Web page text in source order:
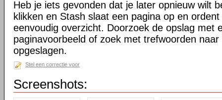
Heb je iets gevonden dat je later opnieuw wilt
klikken en Stash slaat een pagina op en ordent
eenvoudig overzicht. Doorzoek de opslag met
paginavoorbeeld of zoek met trefwoorden
opgeslagen.
Stel een correctie voor
Screenshots: